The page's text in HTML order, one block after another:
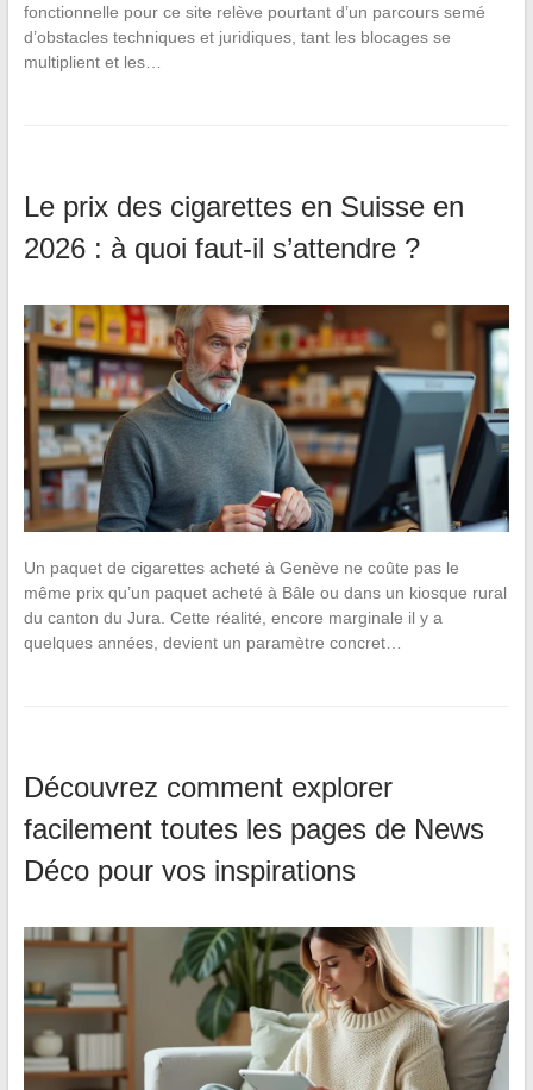
fonctionnelle pour ce site relève pourtant d’un parcours semé
d’obstacles techniques et juridiques, tant les blocages se
multiplient et les…
Le prix des cigarettes en Suisse en
2026 : à quoi faut-il s’attendre ?
Un paquet de cigarettes acheté à Genève ne coûte pas le
même prix qu’un paquet acheté à Bâle ou dans un kiosque rural
du canton du Jura. Cette réalité, encore marginale il y a
quelques années, devient un paramètre concret…
Découvrez comment explorer
facilement toutes les pages de News
Déco pour vos inspirations